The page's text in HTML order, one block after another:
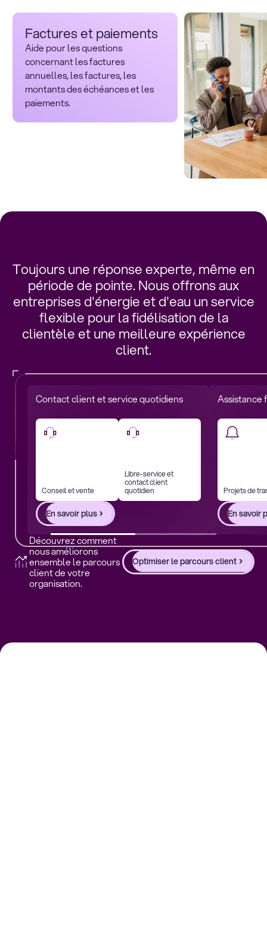
Factures et paiements
Aide pour les questions
concernant les factures
annuelles, les factures, les
montants des échéances et les
paiements.
Toujours une réponse experte, même en
période de pointe. Nous offrons aux
entreprises d'énergie et d'eau un service
flexible pour la fidélisation de la
clientèle et une meilleure expérience
client.
Contact client et service quotidiens
Conseil et vente
Libre-service et
contact client
quotidien
En savoir plus
Assistance
Projets de
En savoir
Découvrez comment
nous améliorons
ensemble le parcours
client de votre
organisation.
Optimiser le parcours client